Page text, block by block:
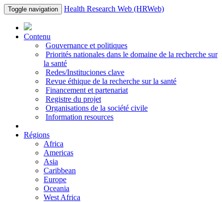
Toggle navigation Health Research Web (HRWeb)
Contenu
Gouvernance et politiques
Priorités nationales dans le domaine de la recherche sur
la santé
Redes/Instituciones clave
Revue éthique de la recherche sur la santé
Financement et partenariat
Registre du projet
Organisations de la société civile
Information resources
Régions
Africa
Americas
Asia
Caribbean
Europe
Oceania
West Africa